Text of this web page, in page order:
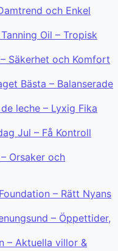
och Enkel
Oil – Tropisk
Säkerhet och Komfort
Bästa – Balanserade
leche – Lyxig Fika
Jul – Få Kontroll
Orsaker och
– Rätt Nyans
– Öppettider,
– Aktuella villor &